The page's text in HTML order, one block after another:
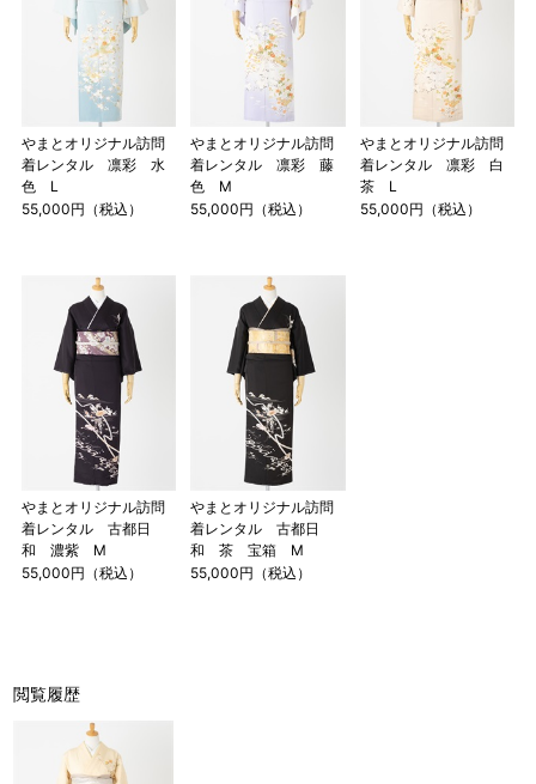
やまとオリジナル訪問
着レンタル 凛彩 水
色 L
55,000円（税込）
やまとオリジナル訪問
着レンタル 凛彩 藤
色 M
55,000円（税込）
やまとオリジナル訪問
着レンタル 凛彩 白
茶 L
55,000円（税込）
やまとオリジナル訪問
着レンタル 古都日
和 濃紫 M
55,000円（税込）
やまとオリジナル訪問
着レンタル 古都日
和 茶 宝箱 M
55,000円（税込）
閲覧履歴